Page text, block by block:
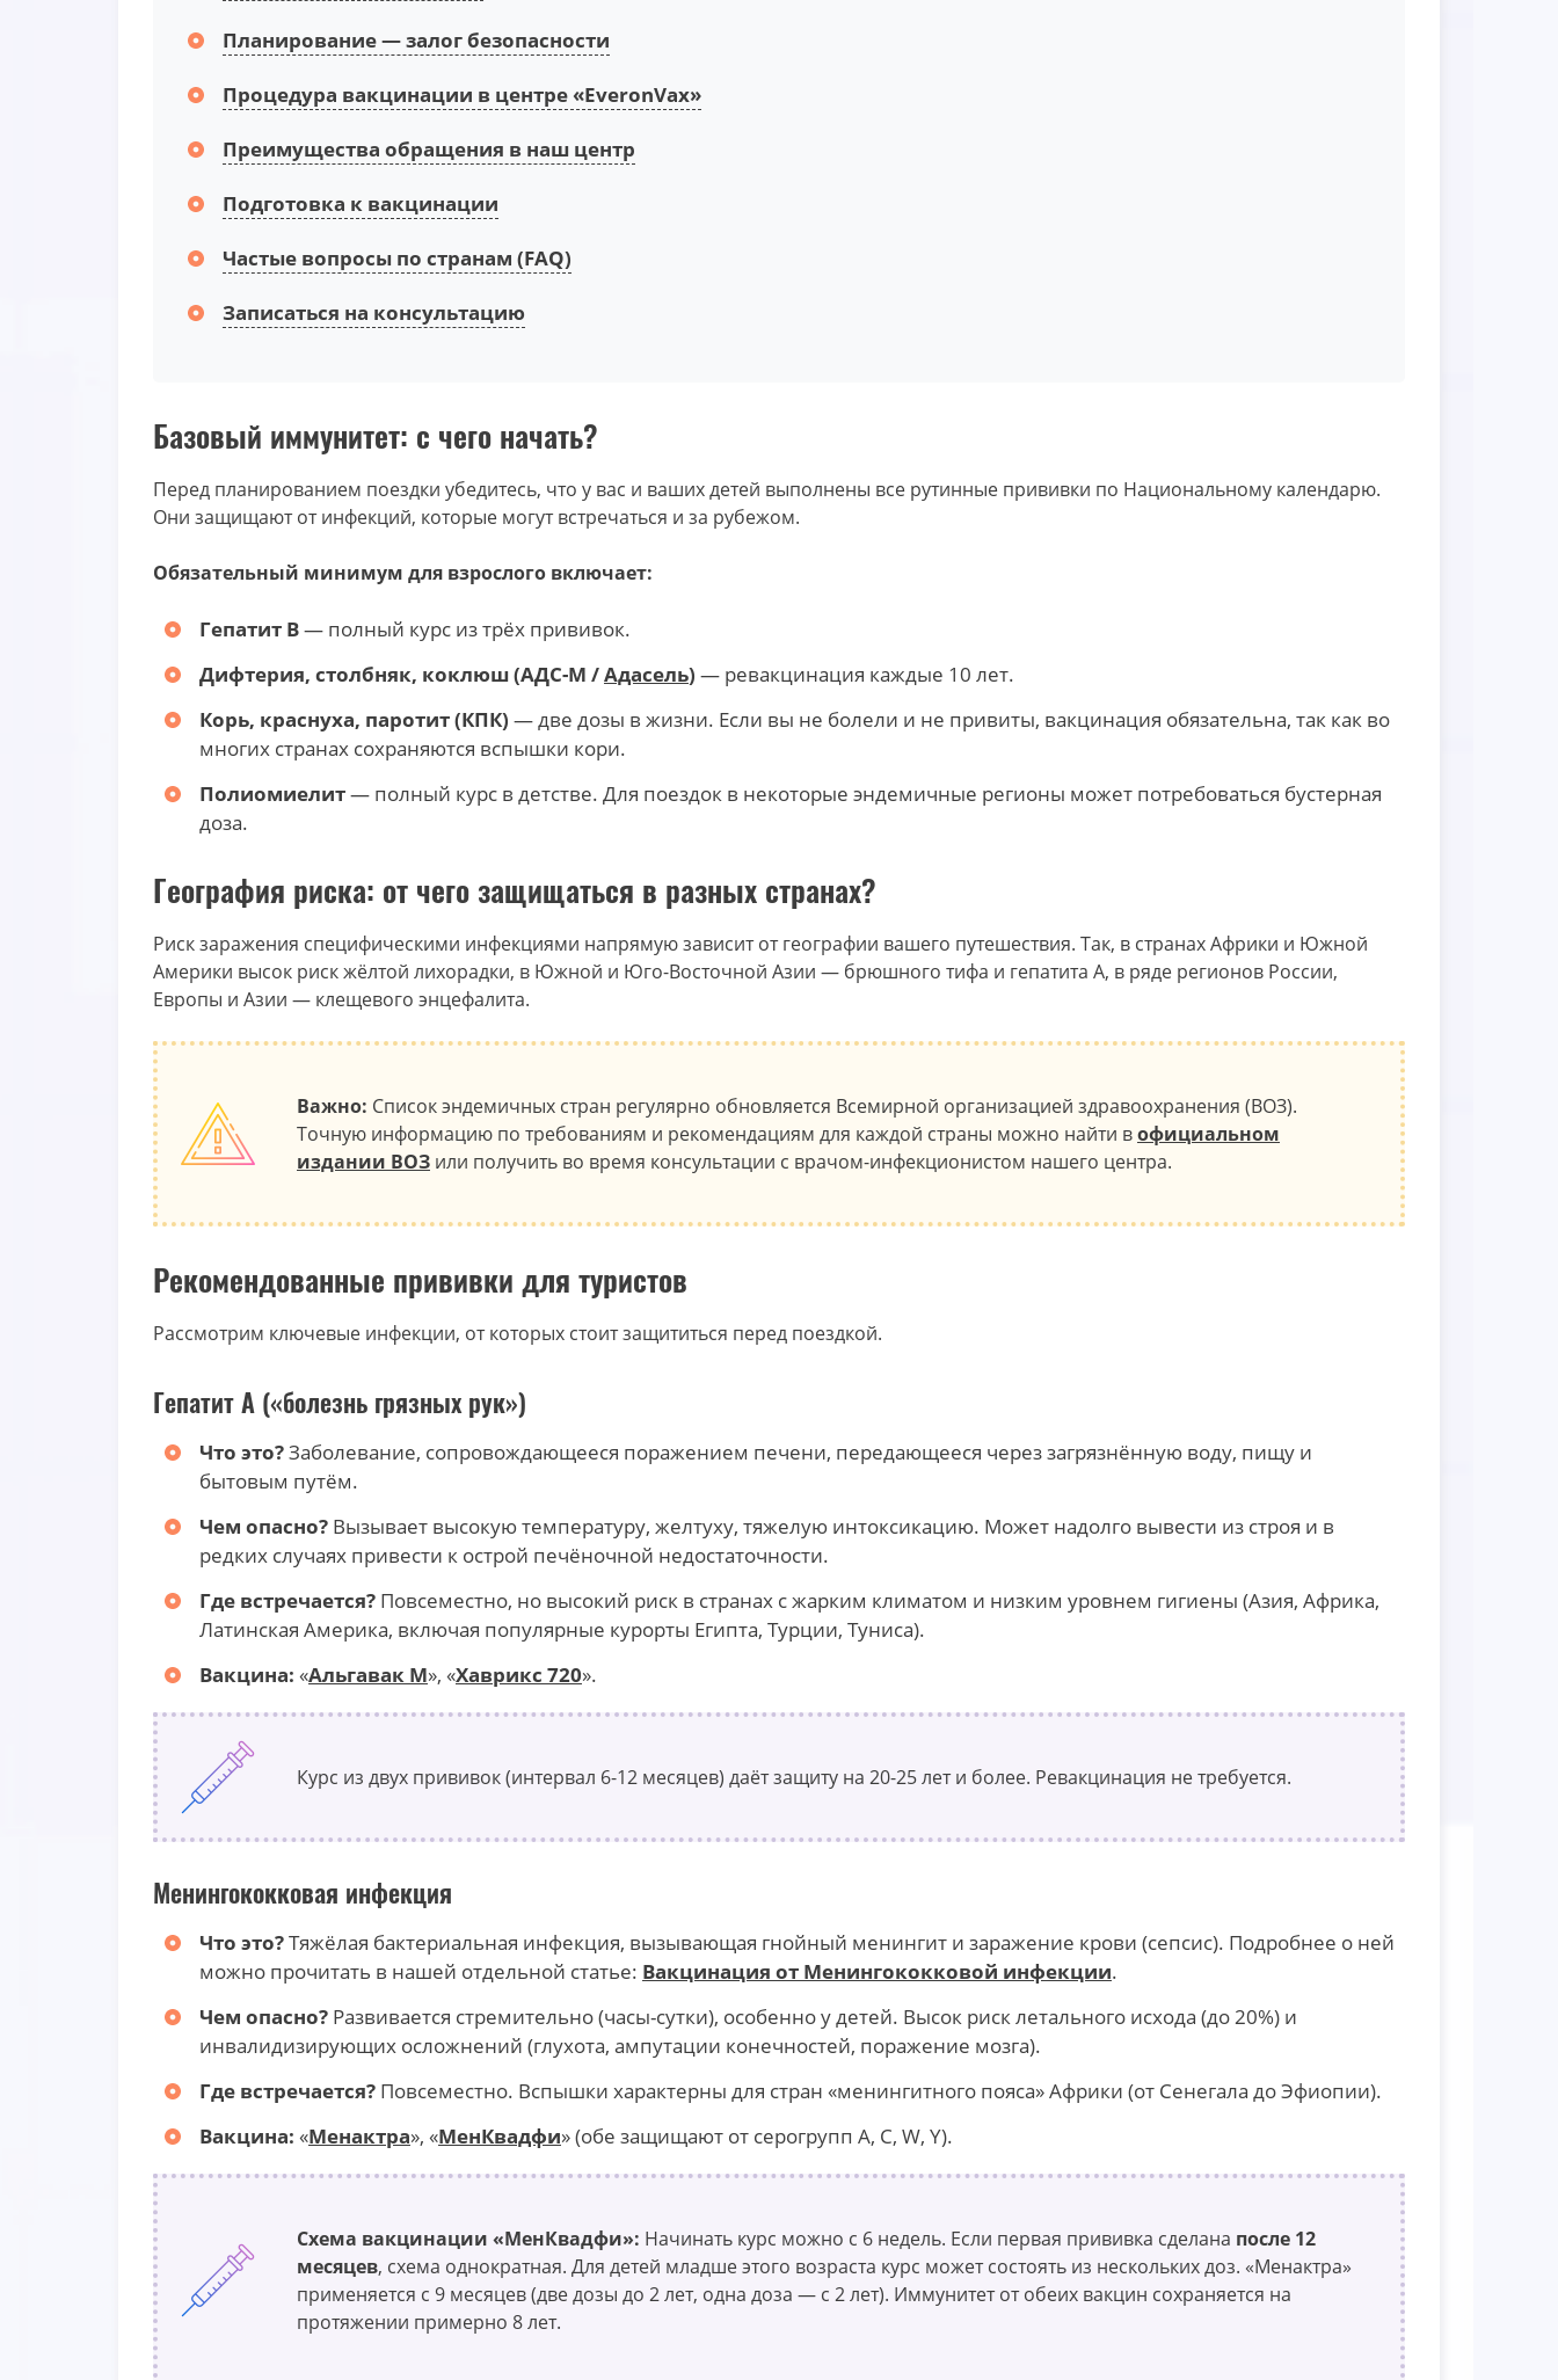
Планирование — залог безопасности
Процедура вакцинации в центре «EveronVax»
Преимущества обращения в наш центр
Подготовка к вакцинации
Частые вопросы по странам (FAQ)
Записаться на консультацию
Базовый иммунитет: с чего начать?
Перед планированием поездки убедитесь, что у вас и ваших детей выполнены все рутинные прививки по Национальному календарю.
Они защищают от инфекций, которые могут встречаться и за рубежом.
Обязательный минимум для взрослого включает:
Гепатит В— полный курс из трёх прививок.
Дифтерия, столбняк, коклюш (АДС-М /Адасель) — ревакцинация каждые 10 лет.
Корь, краснуха, паротит (КПК) — две дозы в жизни. Если вы не болели и не привиты, вакцинация обязательна, так как во
многих странах сохраняются вспышки кори.
Полиомиелит— полный курс в детстве. Для поездок в некоторые эндемичные регионы может потребоваться бустерная
доза.
География риска: от чего защищаться в разных странах?
Риск заражения специфическими инфекциями напрямую зависит от географии вашего путешествия. Так, в странах Африки и Южной
Америки высок риск жёлтой лихорадки, в Южной и Юго-Восточной Азии — брюшного тифа и гепатита А, в ряде регионов России,
Европы и Азии — клещевого энцефалита.
Важно: Список эндемичных стран регулярно обновляется Всемирной организацией здравоохранения (ВОЗ).
Точную информацию по требованиям и рекомендациям для каждой страны можно найти вофициальном
издании ВОЗ или получить во время консультации с врачом-инфекционистом нашего центра.
Рекомендованные прививки для туристов
Рассмотрим ключевые инфекции, от которых стоит защититься перед поездкой.
Гепатит А («болезнь грязных рук»)
Что это?Заболевание, сопровождающееся поражением печени, передающееся через загрязнённую воду, пищу и
бытовым путём.
Чем опасно? Вызывает высокую температуру, желтуху, тяжелую интоксикацию. Может надолго вывести из строя и в
редких случаях привести к острой печёночной недостаточности.
Где встречается? Повсеместно, но высокий риск в странах с жарким климатом и низким уровнем гигиены (Азия, Африка,
Латинская Америка, включая популярные курорты Египта, Турции, Туниса).
Вакцина: «Альгавак М», «Хаврикс 720».
Курс из двух прививок (интервал 6-12 месяцев) даёт защиту на 20-25 лет и более. Ревакцинация не требуется.
Менингококковая инфекция
Что это?Тяжёлая бактериальная инфекция, вызывающая гнойный менингит и заражение крови (сепсис). Подробнее о ней
можно прочитать в нашей отдельной статье: Вакцинация от Менингококковой инфекции.
Чем опасно? Развивается стремительно (часы-сутки), особенно у детей. Высок риск летального исхода (до 20%) и
инвалидизирующих осложнений (глухота, ампутации конечностей, поражение мозга).
Где встречается? Повсеместно. Вспышки характерны для стран «менингитного пояса» Африки (от Сенегала до Эфиопии).
Вакцина: «Менактра», «МенКвадфи» (обе защищают от серогрупп A, C, W, Y).
Схема вакцинации «МенКвадфи»: Начинать курс можно с 6 недель. Если первая прививка сделана после 12
месяцев, схема однократная. Для детей младше этого возраста курс может состоять из нескольких доз. «Менактра»
применяется с 9 месяцев (две дозы до 2 лет, одна доза — с 2 лет). Иммунитет от обеих вакцин сохраняется на
протяжении примерно 8 лет.